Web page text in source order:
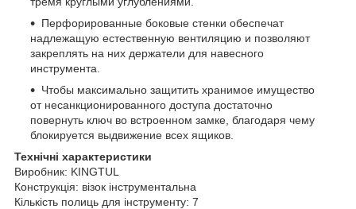
Перфорированные боковые стенки обеспечат
надлежащую естественную вентиляцию и позволяют
закреплять на них держатели для навесного
инструмента.
Чтобы максимально защитить хранимое имущество
от несанкционированного доступа достаточно
повернуть ключ во встроенном замке, благодаря чему
блокируется выдвижение всех ящиков.
Технічні характеристики
Виробник: KINGTUL
Конструкція: візок інструментальна
Кількість полиць для інструменту: 7